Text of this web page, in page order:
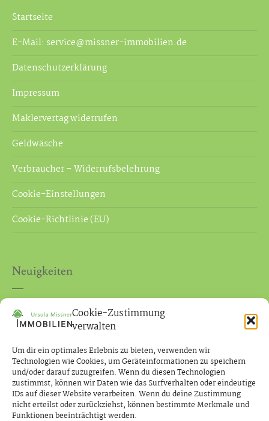
Cookie-Zustimmung
verwalten
Um dir ein optimales Erlebnis zu bieten, verwenden wir
Technologien wie Cookies, um Geräteinformationen zu speichern
und/oder darauf zuzugreifen. Wenn du diesen Technologien
zustimmst, können wir Daten wie das Surfverhalten oder eindeutige
IDs auf dieser Website verarbeiten. Wenn du deine Zustimmung
nicht erteilst oder zurückziehst, können bestimmte Merkmale und
Funktionen beeinträchtigt werden.
Startseite
E-Mail: service@missner-immobilien.de
Datenschutzerklärung
Impressum
Maklervertag widerrufen
Geldwäsche
Verbraucher – Widerrufsbelehrung
Cookie-Einstellungen
Cookie-Richtlinie (EU)
Neuigkeiten
Neues Gesetz zur Maklerprovision bei Verkauf an
Verbraucher
Ihre Immobilienmaklerin in Hannover – Langenhagen